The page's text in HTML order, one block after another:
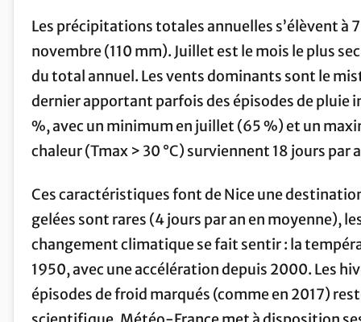
Les précipitations totales annuelles s’élèvent à
novembre (110 mm). Juillet est le mois le plus
du total annuel. Les vents dominants sont le
dernier apportant parfois des épisodes de pluie
%, avec un minimum en juillet (65 %) et un
chaleur (Tmax > 30 °C) surviennent 18 jours
Ces caractéristiques font de Nice une
gelées sont rares (4 jours par an en moyenne),
changement climatique se fait sentir : la
1950, avec une accélération depuis 2000. Les
épisodes de froid marqués (comme en 2017)